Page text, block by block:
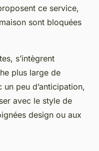
ce service,
sont bloquées
s’intègrent
plus large de
un peu d’anticipation,
avec le style de
design ou aux